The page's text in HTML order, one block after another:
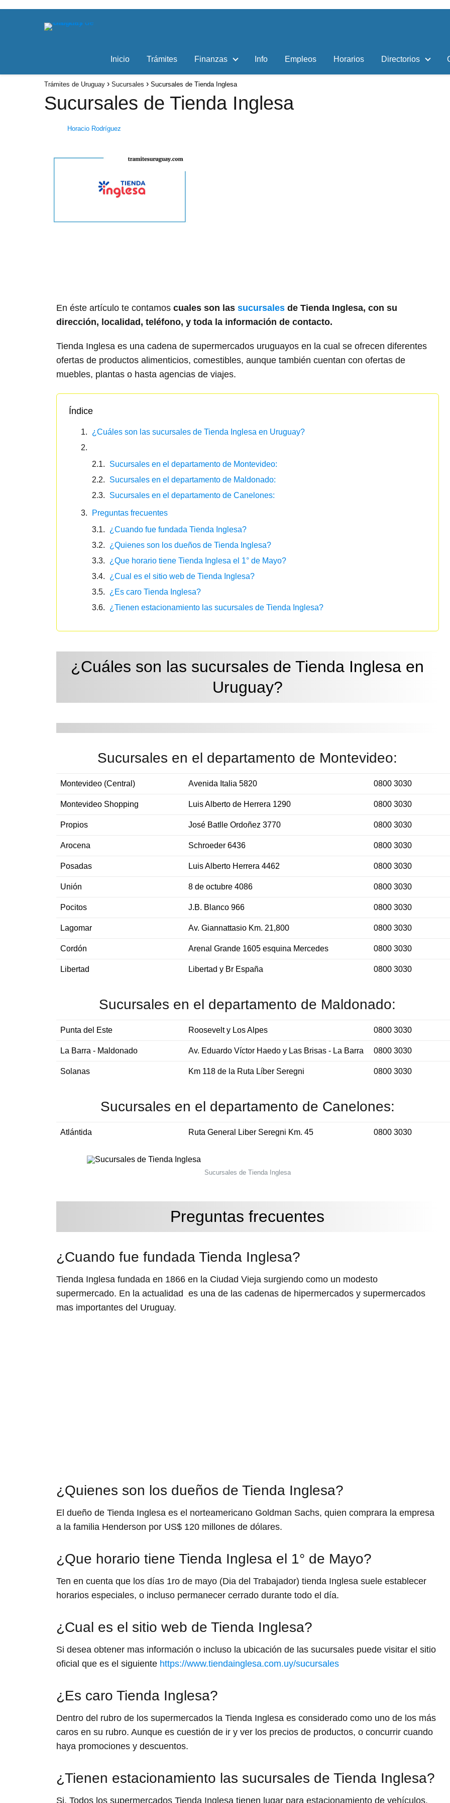
Inicio Trámites Finanzas Info Empleos Horarios Directorios
Trámites de Uruguay Sucursales Sucursales de Tienda Inglesa
Sucursales de Tienda Inglesa
Horacio Rodríguez
En éste artículo te contamos cuales son las sucursales de Tienda Inglesa, con su
dirección, localidad, teléfono, y toda la información de contacto.
Tienda Inglesa es una cadena de supermercados uruguayos en la cual se ofrecen diferentes
ofertas de productos alimenticios, comestibles, aunque también cuentan con ofertas de
muebles, plantas o hasta agencias de viajes.
Índice
¿Cuáles son las sucursales de Tienda Inglesa en Uruguay?
Sucursales en el departamento de Montevideo:
Sucursales en el departamento de Maldonado:
Sucursales en el departamento de Canelones:
Preguntas frecuentes
¿Cuando fue fundada Tienda Inglesa?
¿Quienes son los dueños de Tienda Inglesa?
¿Que horario tiene Tienda Inglesa el 1° de Mayo?
¿Cual es el sitio web de Tienda Inglesa?
¿Es caro Tienda Inglesa?
¿Tienen estacionamiento las sucursales de Tienda Inglesa?
¿Cuáles son las sucursales de Tienda Inglesa en
Uruguay?
Sucursales en el departamento de Montevideo:
Montevideo (Central) Avenida Italia 5820 0800 3030
Montevideo Shopping Luis Alberto de Herrera 1290 0800 3030
Propios José Batlle Ordoñez 3770 0800 3030
Arocena Schroeder 6436 0800 3030
Posadas Luis Alberto Herrera 4462 0800 3030
Unión 8 de octubre 4086 0800 3030
Pocitos J.B. Blanco 966 0800 3030
Lagomar Av. Giannattasio Km. 21,800 0800 3030
Cordón Arenal Grande 1605 esquina Mercedes 0800 3030
Libertad Libertad y Br España 0800 3030
Sucursales en el departamento de Maldonado:
Punta del Este Roosevelt y Los Alpes 0800 3030
La Barra - Maldonado Av. Eduardo Víctor Haedo y Las Brisas - La Barra 0800 3030
Solanas Km 118 de la Ruta Líber Seregni 0800 3030
Sucursales en el departamento de Canelones:
Atlántida Ruta General Liber Seregni Km. 45 0800 3030
Sucursales de Tienda Inglesa
Preguntas frecuentes
¿Cuando fue fundada Tienda Inglesa?
Tienda Inglesa fundada en 1866 en la Ciudad Vieja surgiendo como un modesto
supermercado. En la actualidad es una de las cadenas de hipermercados y supermercados
mas importantes del Uruguay.
¿Quienes son los dueños de Tienda Inglesa?
El dueño de Tienda Inglesa es el norteamericano Goldman Sachs, quien comprara la empresa
a la familia Henderson por US$ 120 millones de dólares.
¿Que horario tiene Tienda Inglesa el 1° de Mayo?
Ten en cuenta que los días 1ro de mayo (Dia del Trabajador) tienda Inglesa suele establecer
horarios especiales, o incluso permanecer cerrado durante todo el día.
¿Cual es el sitio web de Tienda Inglesa?
Si desea obtener mas información o incluso la ubicación de las sucursales puede visitar el sitio
oficial que es el siguiente https://www.tiendainglesa.com.uy/sucursales
¿Es caro Tienda Inglesa?
Dentro del rubro de los supermercados la Tienda Inglesa es considerado como uno de los más
caros en su rubro. Aunque es cuestión de ir y ver los precios de productos, o concurrir cuando
haya promociones y descuentos.
¿Tienen estacionamiento las sucursales de Tienda Inglesa?
Si. Todos los supermercados Tienda Inglesa tienen lugar para estacionamiento de vehículos.